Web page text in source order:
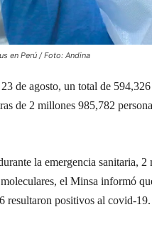
en Perú / Foto: Andina
de agosto, un total de
de 2 millones 985,782
la emergencia sanitaria,
el Minsa informó
resultaron positivos al covid-19.